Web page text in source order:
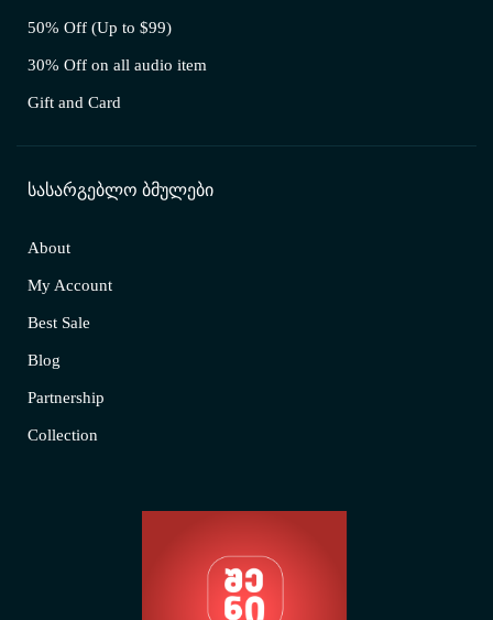
50% Off (Up to $99)
30% Off on all audio item
Gift and Card
ᲡᲐᲡᲐᲠᲒᲔᲑᲚᲝ ᲑᲛᲣᲚᲔᲑᲘ
About
My Account
Best Sale
Blog
Partnership
Collection